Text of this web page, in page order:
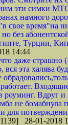
эти симки МТС.
намного
свое время"на
но без
Турции,
14:44
даже страшно
эта халява
роуминг. Вдруг
не бомабнула
для
28-01-2018